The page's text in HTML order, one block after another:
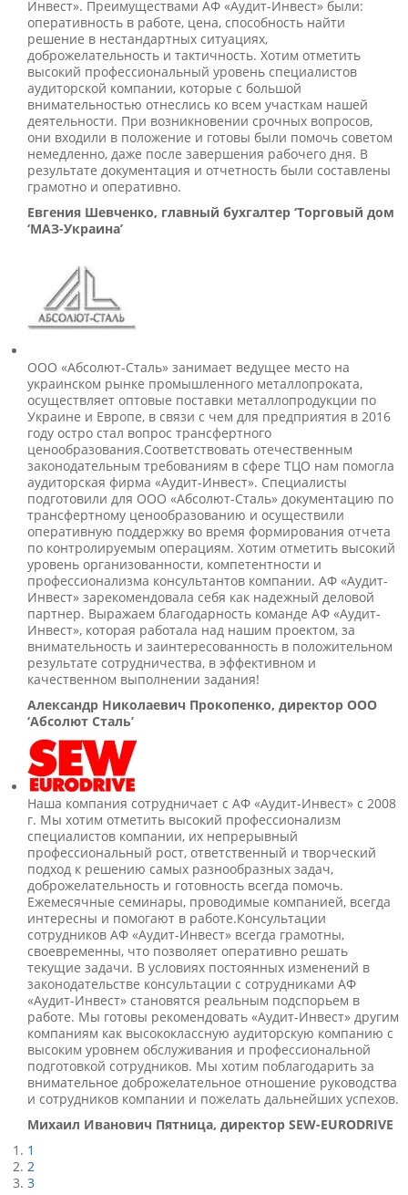
Инвест». Преимуществами АФ «Аудит-Инвест» были:
оперативность в работе, цена, способность найти
решение в нестандартных ситуациях,
доброжелательность и тактичность. Хотим отметить
высокий профессиональный уровень специалистов
аудиторской компании, которые с большой
внимательностью отнеслись ко всем участкам нашей
деятельности. При возникновении срочных вопросов,
они входили в положение и готовы были помочь советом
немедленно, даже после завершения рабочего дня. В
результате документация и отчетность были составлены
грамотно и оперативно.
Евгения Шевченко, главный бухгалтер ‘Торговый дом
‘МАЗ-Украина’
ООО «Абсолют-Сталь» занимает ведущее место на
украинском рынке промышленного металлопроката,
осуществляет оптовые поставки металлопродукции по
Украине и Европе, в связи с чем для предприятия в 2016
году остро стал вопрос трансфертного
ценообразования.Соответствовать отечественным
законодательным требованиям в сфере ТЦО нам помогла
аудиторская фирма «Аудит-Инвест». Специалисты
подготовили для ООО «Абсолют-Сталь» документацию по
трансфертному ценообразованию и осуществили
оперативную поддержку во время формирования отчета
по контролируемым операциям. Хотим отметить высокий
уровень организованности, компетентности и
профессионализма консультантов компании. АФ «Аудит-
Инвест» зарекомендовала себя как надежный деловой
партнер. Выражаем благодарность команде АФ «Аудит-
Инвест», которая работала над нашим проектом, за
внимательность и заинтересованность в положительном
результате сотрудничества, в эффективном и
качественном выполнении задания!
Александр Николаевич Прокопенко, директор ООО
‘Абсолют Сталь’
Наша компания сотрудничает с АФ «Аудит-Инвест» с 2008
г. Мы хотим отметить высокий профессионализм
специалистов компании, их непрерывный
профессиональный рост, ответственный и творческий
подход к решению самых разнообразных задач,
доброжелательность и готовность всегда помочь.
Ежемесячные семинары, проводимые компанией, всегда
интересны и помогают в работе.Консультации
сотрудников АФ «Аудит-Инвест» всегда грамотны,
своевременны, что позволяет оперативно решать
текущие задачи. В условиях постоянных изменений в
законодательстве консультации с сотрудниками АФ
«Аудит-Инвест» становятся реальным подспорьем в
работе. Мы готовы рекомендовать «Аудит-Инвест» другим
компаниям как высококлассную аудиторскую компанию с
высоким уровнем обслуживания и профессиональной
подготовкой сотрудников. Мы хотим поблагодарить за
внимательное доброжелательное отношение руководства
и сотрудников компании и пожелать дальнейших успехов.
Михаил Иванович Пятница, директор SEW-EURODRIVE
1
2
3